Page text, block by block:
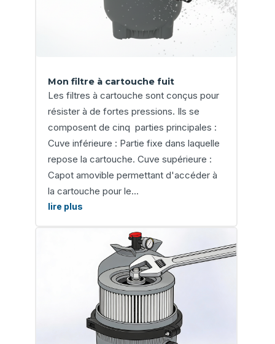
Mon filtre à cartouche fuit
Les filtres à cartouche sont conçus pour
résister à de fortes pressions. Ils se
composent de cinq parties principales :
Cuve inférieure : Partie fixe dans laquelle
repose la cartouche. Cuve supérieure :
Capot amovible permettant d'accéder à
la cartouche pour le...
lire plus